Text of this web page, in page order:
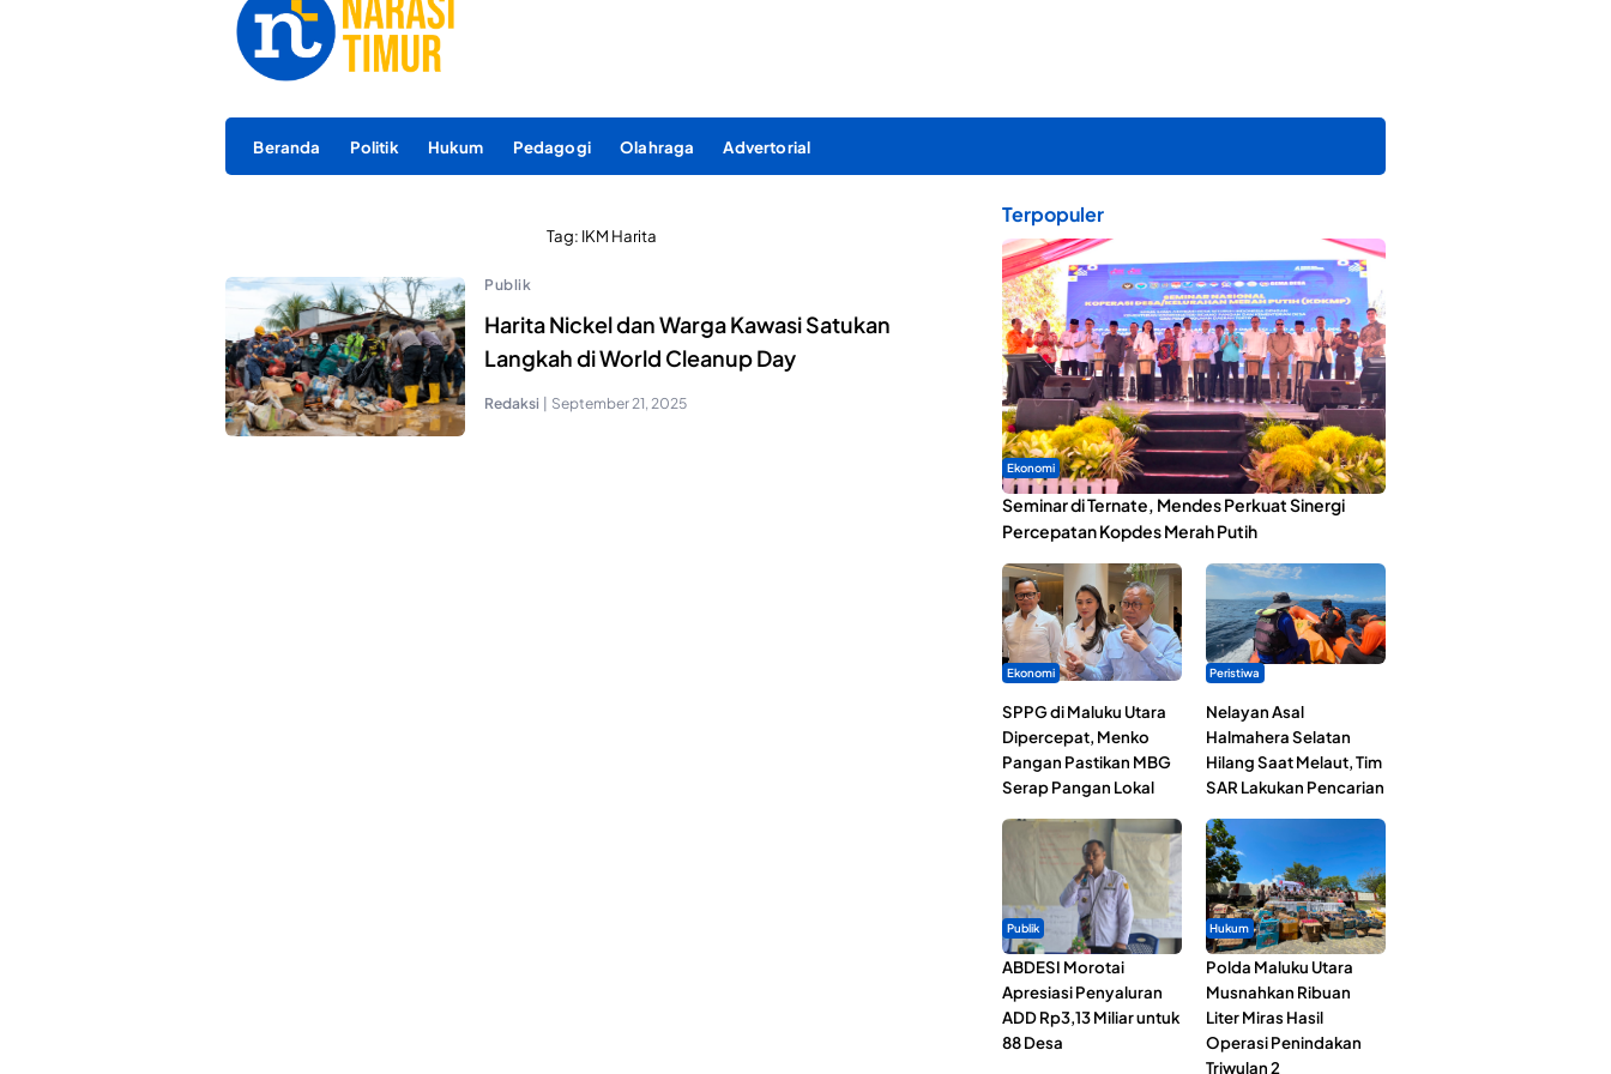
Beranda Politik Hukum Pedagogi Olahraga Advertorial
Tag: IKM Harita
Publik
Harita Nickel dan Warga Kawasi Satukan
Langkah di World Cleanup Day
Redaksi | September 21, 2025
Terpopuler
Ekonomi
Seminar di Ternate, Mendes Perkuat Sinergi
Percepatan Kopdes Merah Putih
Ekonomi
SPPG di Maluku Utara
Dipercepat, Menko
Pangan Pastikan MBG
Serap Pangan Lokal
Peristiwa
Nelayan Asal
Halmahera Selatan
Hilang Saat Melaut, Tim
SAR Lakukan Pencarian
Publik
ABDESI Morotai
Apresiasi Penyaluran
ADD Rp3,13 Miliar untuk
88 Desa
Hukum
Polda Maluku Utara
Musnahkan Ribuan
Liter Miras Hasil
Operasi Penindakan
Triwulan 2